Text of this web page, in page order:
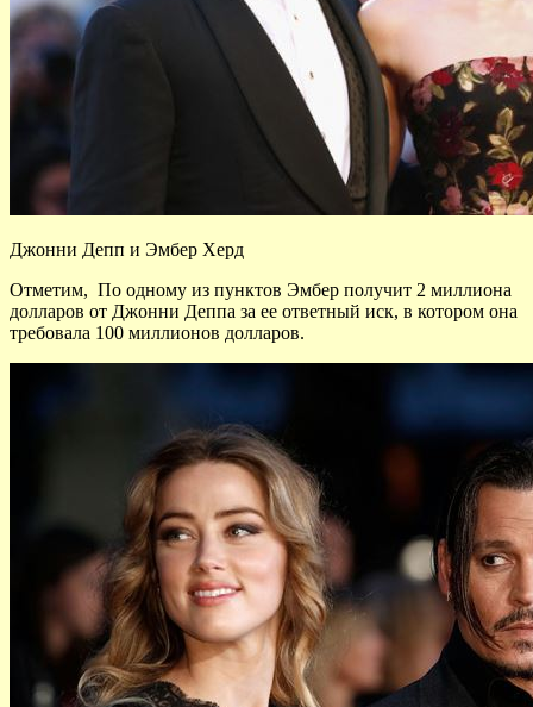
Джонни Депп и Эмбер Херд
Отметим, По одному из пунктов Эмбер получит 2 миллиона
долларов от Джонни Деппа за ее ответный иск, в котором она
требовала 100 миллионов долларов.